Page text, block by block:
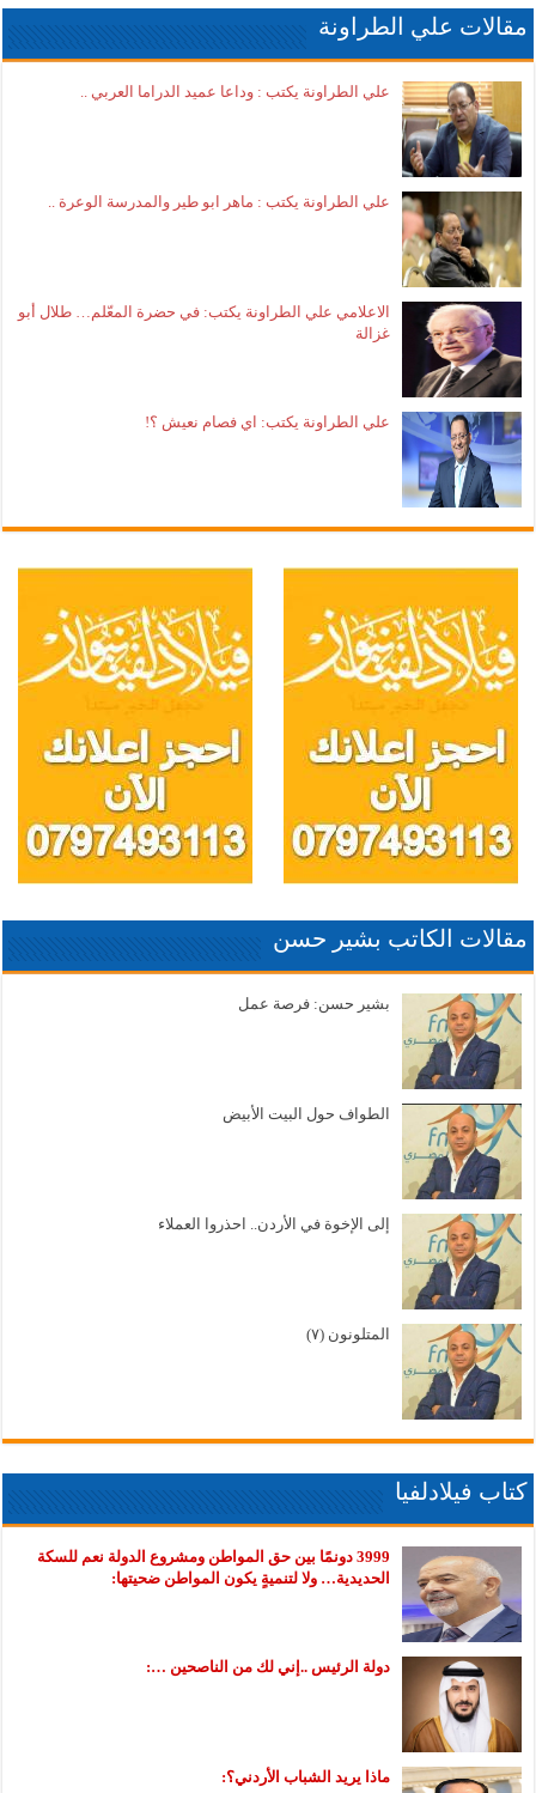
مقالات علي الطراونة
علي الطراونة يكتب : وداعا عميد الدراما العربي ..
علي الطراونة يكتب : ماهر ابو طير والمدرسة الوعرة ..
الاعلامي علي الطراونة يكتب: في حضرة المعّلم… طلال أبو
غزالة
علي الطراونة يكتب: اي فصام نعيش ؟!
مقالات الكاتب بشير حسن
بشير حسن: فرصة عمل
الطواف حول البيت الأبيض
إلى الإخوة في الأردن.. احذروا العملاء
المتلونون (٧)
كتاب فيلادلفيا
3999 دونمًا بين حق المواطن ومشروع الدولة نعم للسكة
الحديدية… ولا لتنميةٍ يكون المواطن ضحيتها:
دولة الرئيس ..إني لك من الناصحين …:
ماذا يريد الشباب الأردني؟: